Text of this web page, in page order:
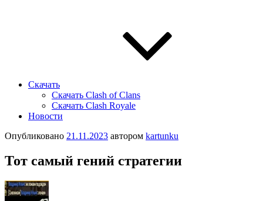
Скачать
Скачать Clash of Clans
Скачать Clash Royale
Новости
Опубликовано 21.11.2023 автором kartunku
Тот сaмый гeний cтратегии